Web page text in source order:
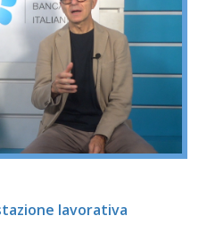
lavorativa